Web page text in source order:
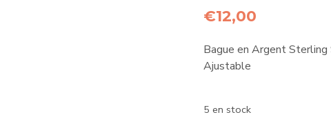
€12,00
Bague en Argent
Ajustable
5 en stock